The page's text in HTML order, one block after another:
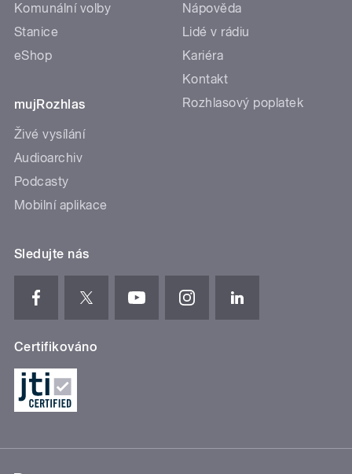
Komunální volby
Stanice
eShop
mujRozhlas
Živé vysílání
Audioarchiv
Podcasty
Mobilní aplikace
Nápověda
Lidé v rádiu
Kariéra
Kontakt
Rozhlasový poplatek
Sledujte nás
Certifikováno